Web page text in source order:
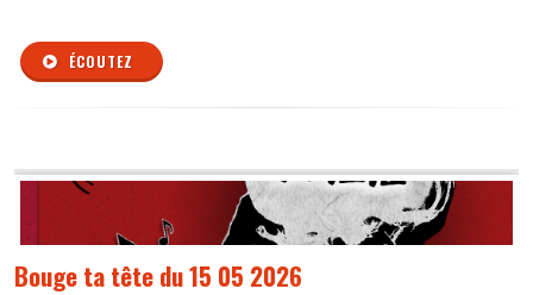
ÉCOUTEZ
Bouge ta tête du 15 05 2026